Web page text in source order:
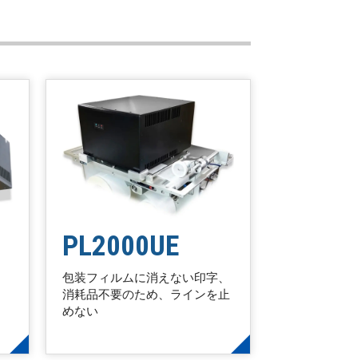
PL2000UE
​包装フィルムに消えない印字、
消耗品不要のため、ラインを止
めない